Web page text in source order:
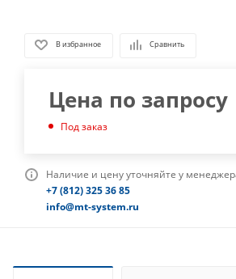
В избранное Сравнить
Цена по запросу
Под заказ
Наличие и цену уточняйте у
+7 (812) 325 36 85
info@mt-system.ru